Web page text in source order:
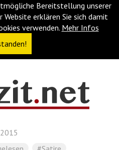
Bereitstellung unserer
erklären Sie sich damit
verwenden. Mehr Infos